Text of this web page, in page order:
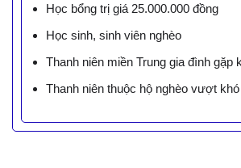
Học bổng trị giá 25.000.000 đồng
Học sinh, sinh viên nghèo
Thanh niên miền Trung gia đình gặp
Thanh niên thuộc hộ nghèo vượt khó